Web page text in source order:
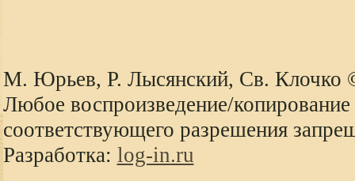
М. Юрьев, Р. Лысянский, Св. Клочко
Любое воспроизведение/копирование
соответствующего разрешения
Разработка: log-in.ru